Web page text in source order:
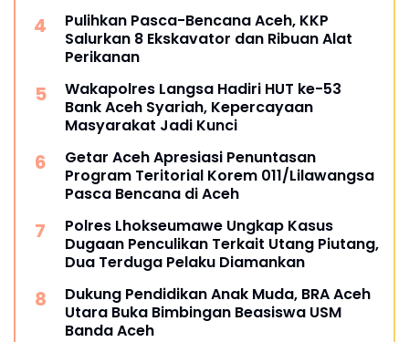
Pulihkan Pasca-Bencana Aceh, KKP
Salurkan 8 Ekskavator dan Ribuan Alat
Perikanan
Wakapolres Langsa Hadiri HUT ke-53
Bank Aceh Syariah, Kepercayaan
Masyarakat Jadi Kunci
Getar Aceh Apresiasi Penuntasan
Program Teritorial Korem 011/Lilawangsa
Pasca Bencana di Aceh
Polres Lhokseumawe Ungkap Kasus
Dugaan Penculikan Terkait Utang Piutang,
Dua Terduga Pelaku Diamankan
Dukung Pendidikan Anak Muda, BRA Aceh
Utara Buka Bimbingan Beasiswa USM
Banda Aceh